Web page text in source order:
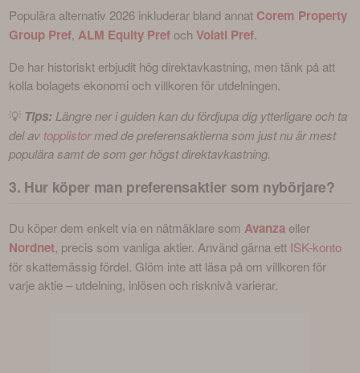
Populära alternativ 2026 inkluderar bland annat Corem Property
Group Pref, ALM Equity Pref och Volati Pref.
De har historiskt erbjudit hög direktavkastning, men tänk på att
kolla bolagets ekonomi och villkoren för utdelningen.
💡 Tips: Längre ner i guiden kan du fördjupa dig ytterligare och ta
del av topplistor med de preferensaktierna som just nu är mest
populära samt de som ger högst direktavkastning.
3. Hur köper man preferensaktier som nybörjare?
Du köper dem enkelt via en nätmäklare som Avanza
Nordnet, precis som vanliga aktier. Använd gärna ett ISK-konto
för skattemässig fördel. Glöm inte att läsa på om villkoren för
varje aktie – utdelning, inlösen och risknivå varierar.